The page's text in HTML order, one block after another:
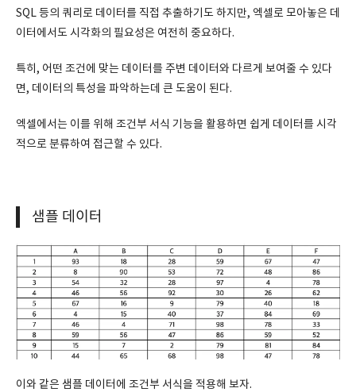
SQL 등의 쿼리로 데이터를 직접 추출하기도 하지만, 엑셀로 모아놓은 데
이터에서도 시각화의 필요성은 여전히 중요하다.
특히, 어떤 조건에 맞는 데이터를 주변 데이터와 다르게 보여줄 수 있다
면, 데이터의 특성을 파악하는데 큰 도움이 된다.
엑셀에서는 이를 위해 조건부 서식 기능을 활용하면 쉽게 데이터를 시각
적으로 분류하여 접근할 수 있다.
샘플 데이터
이와 같은 샘플 데이터에 조건부 서식을 적용해 보자.